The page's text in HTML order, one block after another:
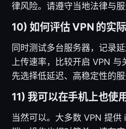
律风险。请遵守当地法律与服
10) 如何评估 VPN 的实际
同时测试多台服务器，记录
上传速率，比较开启 VPN
先选择低延迟、高稳定性的服
11) 我可以在手机上也使
当然可以。大多数 VPN 提